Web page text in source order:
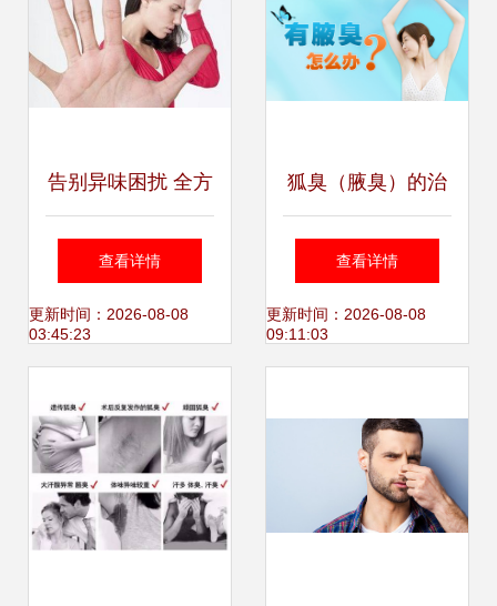
告别异味困扰 全方
位解析狐臭治疗方
法与日常管理
查看详情
更新时间：2026-08-08
03:45:23
狐臭（腋臭）的治
疗方法全解析 从日
常管理到医疗干预
查看详情
更新时间：2026-08-08
09:11:03